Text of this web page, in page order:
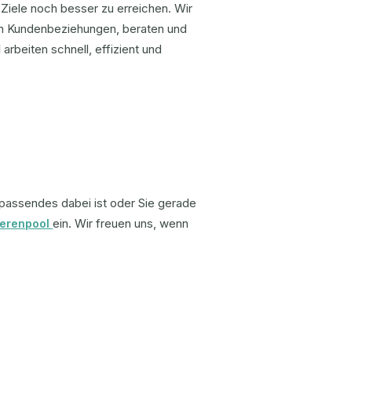
noch besser zu erreichen. Wir
beraten und
schnell, effizient und
dabei ist oder Sie gerade
ein. Wir freuen uns, wenn